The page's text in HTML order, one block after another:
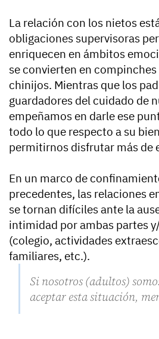
La relación con los nietos
obligaciones supervisoras
enriquecen en ámbitos
se convierten en
chinijos. Mientras que los
guardadores del cuidado de
empeñamos en darle ese
todo lo que respecto a su
permitirnos disfrutar más de
En un marco de
precedentes, las relaciones
se tornan difíciles ante la
intimidad por ambas partes
(colegio, actividades
familiares, etc.).
Si nosotros (adultos)
aceptar esta situación,